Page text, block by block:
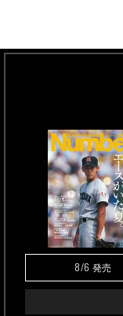
8/6 発売